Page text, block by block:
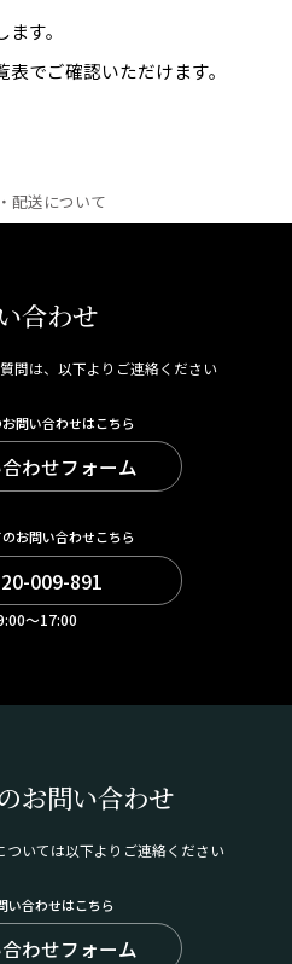
す。
でご確認いただけます。
配送について
合わせ
問は、以下よりご連絡ください
問い合わせはこちら
わせフォーム
お問い合わせこちら
009-891
～17:00
お問い合わせ
ついては以下よりご連絡ください
い合わせはこちら
わせフォーム